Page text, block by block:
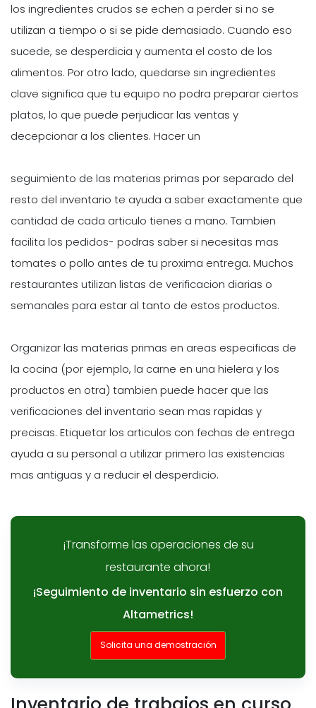
los ingredientes crudos se echen a perder si no se
utilizan a tiempo o si se pide demasiado. Cuando eso
sucede, se desperdicia y aumenta el costo de los
alimentos. Por otro lado, quedarse sin ingredientes
clave significa que tu equipo no podra preparar ciertos
platos, lo que puede perjudicar las ventas y
decepcionar a los clientes. Hacer un
seguimiento de las materias primas por separado del
resto del inventario te ayuda a saber exactamente que
cantidad de cada articulo tienes a mano. Tambien
facilita los pedidos- podras saber si necesitas mas
tomates o pollo antes de tu proxima entrega. Muchos
restaurantes utilizan listas de verificacion diarias o
semanales para estar al tanto de estos productos.
Organizar las materias primas en areas especificas de
la cocina (por ejemplo, la carne en una hielera y los
productos en otra) tambien puede hacer que las
verificaciones del inventario sean mas rapidas y
precisas. Etiquetar los articulos con fechas de entrega
ayuda a su personal a utilizar primero las existencias
mas antiguas y a reducir el desperdicio.
¡Transforme las operaciones de su
restaurante ahora!
¡Seguimiento de inventario sin esfuerzo con
Altametrics!
Solicita una demostración